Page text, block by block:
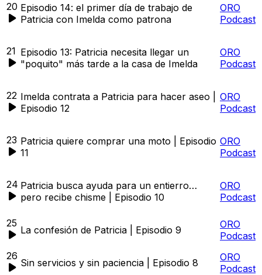
20 Episodio 14: el primer día de trabajo de
Patricia con Imelda como patrona
ORO
Podcast
21 Episodio 13: Patricia necesita llegar un
"poquito" más tarde a la casa de Imelda
ORO
Podcast
22 Imelda contrata a Patricia para hacer aseo |
Episodio 12
ORO
Podcast
23 Patricia quiere comprar una moto | Episodio
11
ORO
Podcast
24 Patricia busca ayuda para un entierro…
pero recibe chisme | Episodio 10
ORO
Podcast
25
La confesión de Patricia | Episodio 9
ORO
Podcast
26
Sin servicios y sin paciencia | Episodio 8
ORO
Podcast